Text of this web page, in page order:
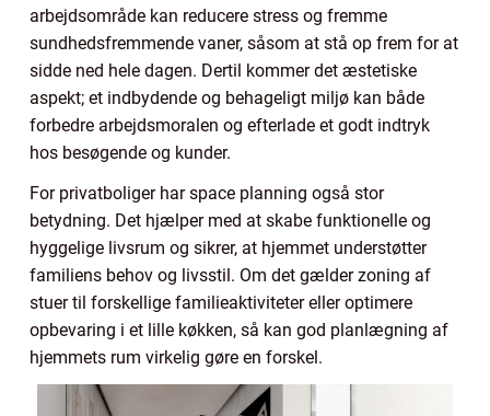
arbejdsområde kan reducere stress og fremme
sundhedsfremmende vaner, såsom at stå op frem for at
sidde ned hele dagen. Dertil kommer det æstetiske
aspekt; et indbydende og behageligt miljø kan både
forbedre arbejdsmoralen og efterlade et godt indtryk
hos besøgende og kunder.
For privatboliger har space planning også stor
betydning. Det hjælper med at skabe funktionelle og
hyggelige livsrum og sikrer, at hjemmet understøtter
familiens behov og livsstil. Om det gælder zoning af
stuer til forskellige familieaktiviteter eller optimere
opbevaring i et lille køkken, så kan god planlægning af
hjemmets rum virkelig gøre en forskel.